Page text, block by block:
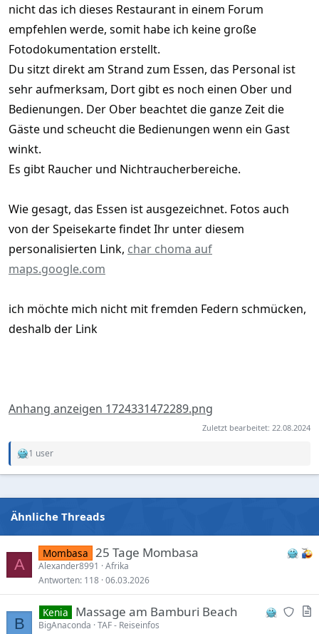
nicht das ich dieses Restaurant in einem Forum
empfehlen werde, somit habe ich keine große
Fotodokumentation erstellt.
Du sitzt direkt am Strand zum Essen, das Personal ist
sehr aufmerksam, Dort gibt es noch einen Ober und
Bedienungen. Der Ober beachtet die ganze Zeit die
Gäste und scheucht die Bedienungen wenn ein Gast
winkt.
Es gibt Raucher und Nichtraucherbereiche.
Wie gesagt, das Essen ist ausgezeichnet. Fotos auch
von der Speisekarte findet Ihr unter diesem
personalisierten Link, char choma auf
maps.google.com
ich möchte mich nicht mit fremden Federn schmücken,
deshalb der Link
Anhang anzeigen 1724331472289.png
Zuletzt bearbeitet: 22.08.2024
R
i
n
s
:
1 user
Ähnliche Threads
A
Mombasa 25 Tage Mombasa
Alexander8991
Afrika
Antworten 118 06.03.2026
B
N
Kenia Massage am Bamburi Beach
BigAnaconda TAF - Reiseinfos